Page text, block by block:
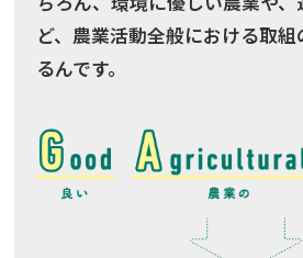
ど、農業活動全般における取
るんです。